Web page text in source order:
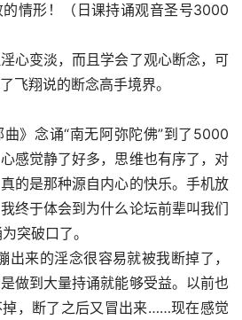
情形！（日课持诵观音圣号3000
淫心变淡，而且学会了观心断念，可
飞翔说的断念高手境界。
》念诵“南无阿弥陀佛”到了5000
感觉静了好多，思维也有序了，对
的是那种源自内心的快乐。手机放
终于体会到为什么论坛前辈叫我们
突破口了。
来的淫念很容易就被我断掉了，
做到大量持诵就能够受益。以前也
，断了之后又冒出来……现在感觉